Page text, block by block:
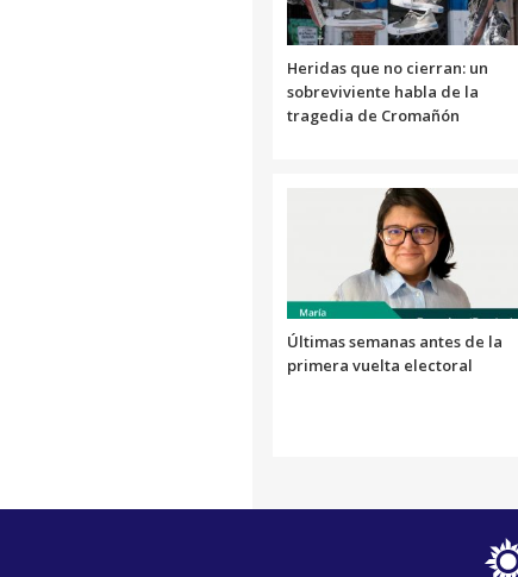
Heridas que no cierran: un
sobreviviente habla de la
tragedia de Cromañón
Últimas semanas antes de la
primera vuelta electoral